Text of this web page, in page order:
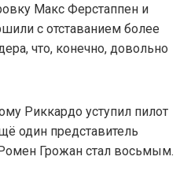
Макс Ферстаппен и
с отставанием более
что, конечно, довольно
Риккардо уступил пилот
один представитель
Грожан стал восьмым.